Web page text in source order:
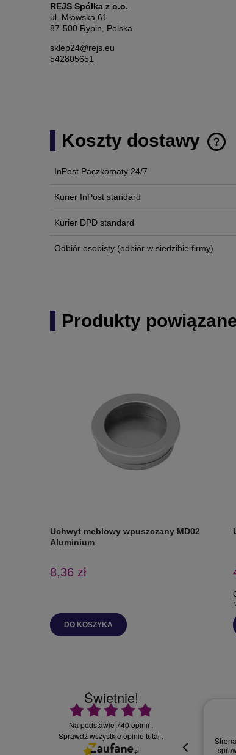
REJS Spółka z o.o.
ul. Mławska 61
87-500 Rypin, Polska
sklep24@rejs.eu
542805651
Koszty dostawy
InPost Paczkomaty 24/7
Kurier InPost standard
Kurier DPD standard
Odbiór osobisty (odbiór w siedzibie firmy)
Produkty
Uchwyt meblowy wpuszczany MD02
Aluminium
8,36 zł
DO KOSZYKA
Świetnie!
Ocena średnia 4.9 na 5
Na podstawie 740 opinii .
Sprawdź wszystkie opinie tutaj .
30.07.2026